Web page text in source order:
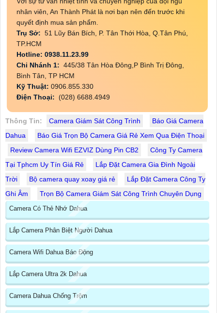
nhân viên, An Thành Phát là nơi bạn nên đến trước khi
quyết định mua sản phẩm.
Trụ Sở: 51 Lũy Bán Bích, P. Tân Thới Hòa, Q.Tân Phú,
TP.HCM
Hotline: 0938.11.23.99
Chi Nhánh 1: 445/38 Tân Hòa Đông,P Bình Trị Đông,
Bình Tân, TP HCM
Kỹ Thuật: 0906.855.330
Điện Thoại: (028) 6688.4949
Thông Tin: Camera Giám Sát Công Trình
Báo Giá Camera
Dahua
Báo Giá Trọn Bộ Camera Giá Rẻ Xem Qua Điện Thoại
Review Camera Wifi EZVIZ Dùng Pin CB2
Công Ty Camera
Tại Tphcm Uy Tín Giá Rẻ
Lắp Đặt Camera Gia Đình Ngoài
Trời
Bộ camera quay xoay giá rẻ
Lắp Đặt Camera Công Ty
Ghi Âm
Trọn Bộ Camera Giám Sát Công Trình Chuyên Dụng
Camera Có Thẻ Nhớ Dahua
Lắp Camera Phân Biệt Người Dahua
Camera Wifi Dahua Báo Động
Lắp Camera Ultra 2k Dahua
Camera Dahua Chống Trộm